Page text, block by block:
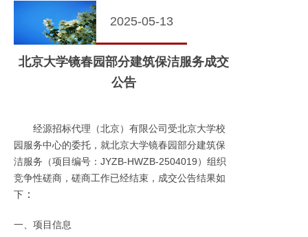
2025-05-13
北京大学镜春园部分建筑保洁服务成交
公告
经源招标代理（北京）有限公司受北京大学校
园服务中心的委托，就北京大学镜春园部分建筑保
洁服务（项目编号：JYZB-HWZB-2504019）组织
竞争性磋商，磋商工作已经结束，成交公告结果如
下 ：
一、项目信息